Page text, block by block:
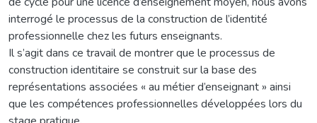
interrogé le processus de la construction de l’identité
professionnelle chez les futurs enseignants.
Il s’agit dans ce travail de montrer que le processus de
construction identitaire se construit sur la base des
représentations associées « au métier d’enseignant » ainsi
que les compétences professionnelles développées lors du